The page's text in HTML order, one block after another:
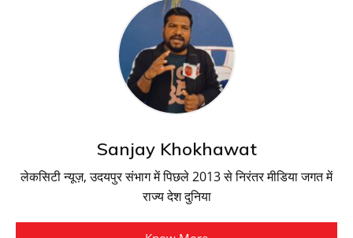
Sanjay Khokhawat
लेकसिटी न्यूज़, उदयपुर संभाग में पिछले 2013 से निरंतर मीडिया जगत में
राज्य देश दुनिया